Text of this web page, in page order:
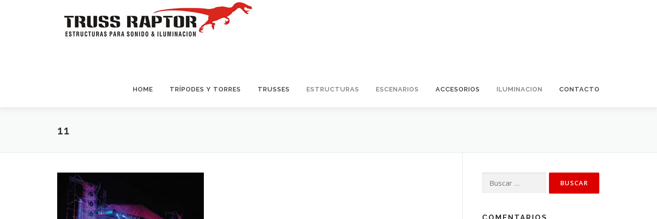
HOME TRÍPODES Y TORRES TRUSSES ESTRUCTURAS ESCENARIOS ACCESORIOS ILUMINACION CONTACTO
11